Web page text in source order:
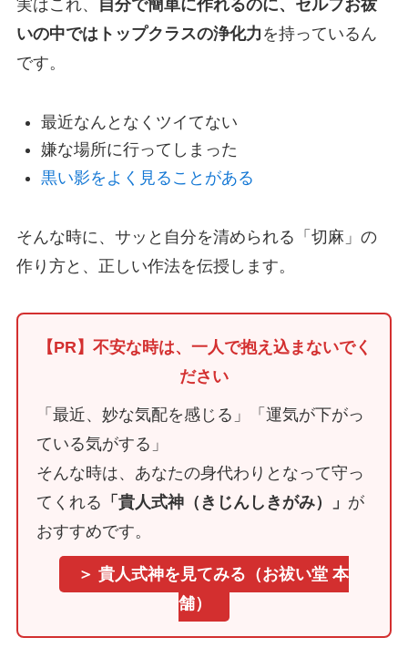
実はこれ、
自分で簡単に作れるのに、セルフお祓
いの中ではトップクラスの浄化力 を持っているん
です。
最近なんとなくツイてない
嫌な場所に行ってしまった
黒い影をよく見ることがある
そんな時に、サッと自分を清められる「切麻」の
作り方と、正しい作法を伝授します。
【PR】不安な時は、一人で抱え込まないでく
ださい
「最近、妙な気配を感じる」「運気が下がっ
ている気がする」
そんな時は、あなたの身代わりとなって守っ
てくれる 「貴人式神（きじんしきがみ）」 が
おすすめです。
＞ 貴人式神を見てみる（お祓い堂 本
舗）